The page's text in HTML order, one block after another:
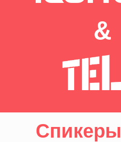
&
Спикеры